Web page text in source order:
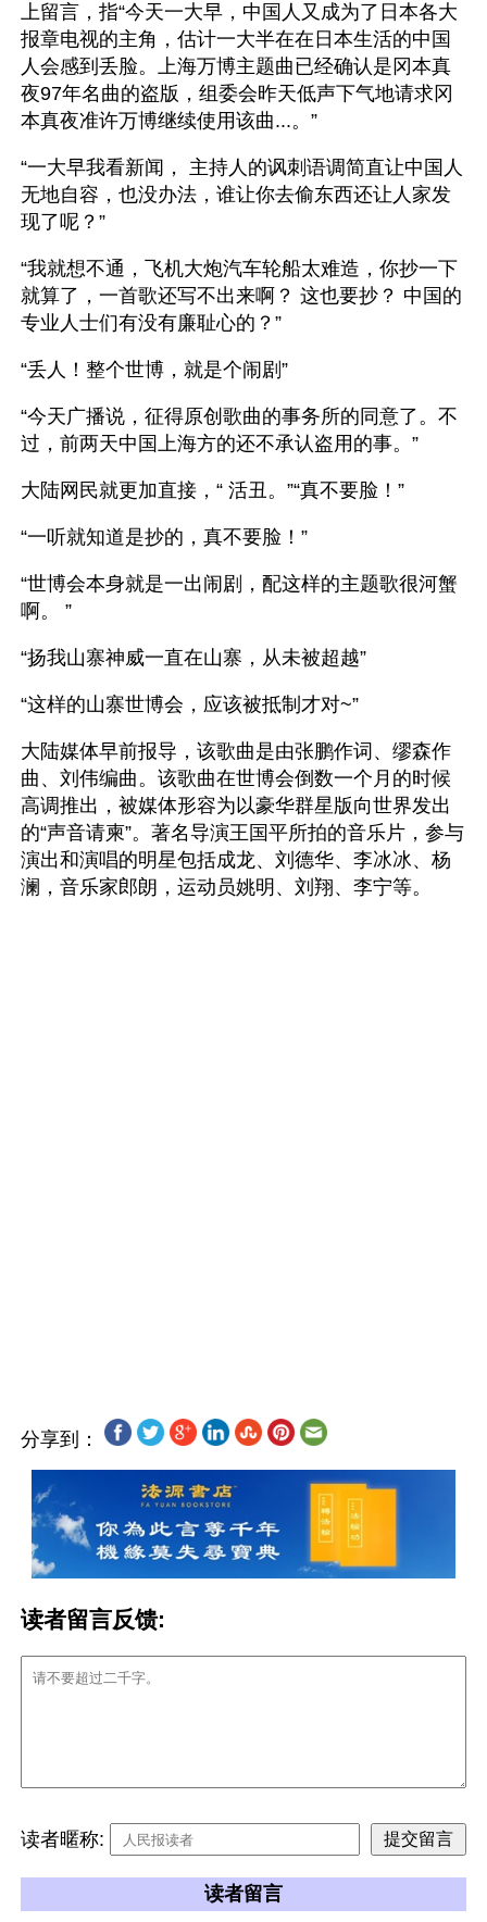
上留言，指“今天一大早，中国人又成为了日本各大
报章电视的主角，估计一大半在在日本生活的中国
人会感到丢脸。上海万博主题曲已经确认是冈本真
夜97年名曲的盗版，组委会昨天低声下气地请求冈
本真夜准许万博继续使用该曲...。”
“一大早我看新闻， 主持人的讽刺语调简直让中国人
无地自容，也没办法，谁让你去偷东西还让人家发
现了呢？”
“我就想不通，飞机大炮汽车轮船太难造，你抄一下
就算了，一首歌还写不出来啊？ 这也要抄？ 中国的
专业人士们有没有廉耻心的？”
“丢人！整个世博，就是个闹剧”
“今天广播说，征得原创歌曲的事务所的同意了。不
过，前两天中国上海方的还不承认盗用的事。”
大陆网民就更加直接，“ 活丑。”“真不要脸！”
“一听就知道是抄的，真不要脸！”
“世博会本身就是一出闹剧，配这样的主题歌很河蟹
啊。 ”
“扬我山寨神威一直在山寨，从未被超越”
“这样的山寨世博会，应该被抵制才对~”
大陆媒体早前报导，该歌曲是由张鹏作词、缪森作
曲、刘伟编曲。该歌曲在世博会倒数一个月的时候
高调推出，被媒体形容为以豪华群星版向世界发出
的“声音请柬”。著名导演王国平所拍的音乐片，参与
演出和演唱的明星包括成龙、刘德华、李冰冰、杨
澜，音乐家郎朗，运动员姚明、刘翔、李宁等。
分享到：
读者留言反馈:
读者暱称:
读者留言